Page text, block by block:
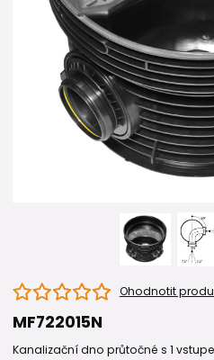
Ohodnotit
MF722015N
Kanalizační dno průtočné s 1